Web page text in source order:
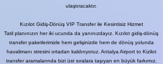
ulaştıracaktır.
Kızılot Gidiş-Dönüş VIP Transfer ile Kesintisiz Hizmet
Tatil planınızın her iki ucunda da yanınızdayız. Kızılot gidiş-dönüş
transfer paketlerimizle hem gelişinizde hem de dönüş yolunda
havalimanı stresini ortadan kaldırıyoruz. Antalya Airport to Kizilot
transfer aramalarında bizi üst sıralara taşıyan en büyük farkımız,